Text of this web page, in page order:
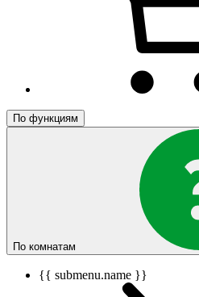
По функциям
По комнатам
{{ submenu.name }}